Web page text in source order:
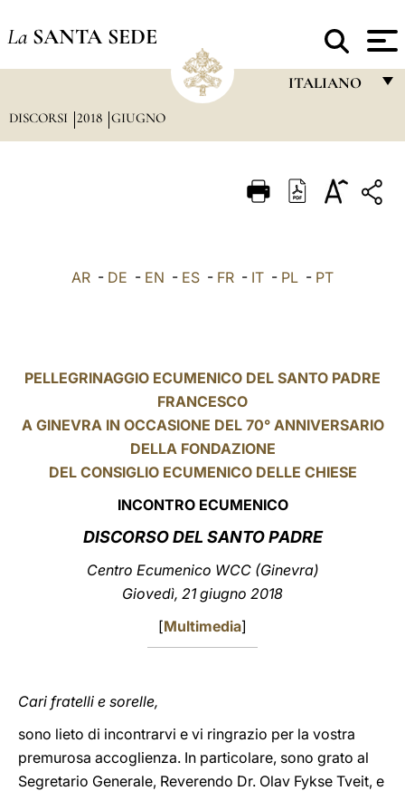
La SANTA SEDE
ITALIANO
ITALIANO
LATINE
DISCORSI 2018 GIUGNO
AR - DE - EN - ES - FR - IT - PL - PT
PELLEGRINAGGIO ECUMENICO DEL SANTO PADRE
FRANCESCO
A GINEVRA IN OCCASIONE DEL 70° ANNIVERSARIO
DELLA FONDAZIONE
DEL CONSIGLIO ECUMENICO DELLE CHIESE
INCONTRO ECUMENICO
DISCORSO DEL SANTO PADRE
Centro Ecumenico WCC (Ginevra)
Giovedì, 21 giugno 2018
[Multimedia]
Cari fratelli e sorelle,
sono lieto di incontrarvi e vi ringrazio per la vostra
premurosa accoglienza. In particolare, sono grato al
Segretario Generale, Reverendo Dr. Olav Fykse Tveit, e